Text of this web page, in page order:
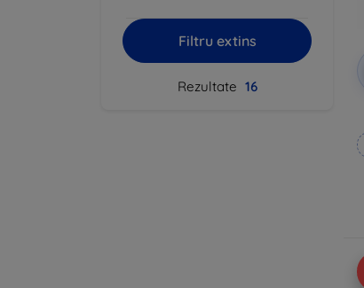
Filtru extins
Rezultate 16